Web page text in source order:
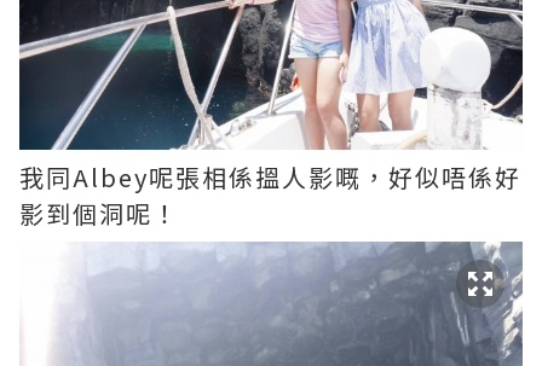
我同Albey呢張相係搵人影嘅，好似唔係好
影到個洞呢！